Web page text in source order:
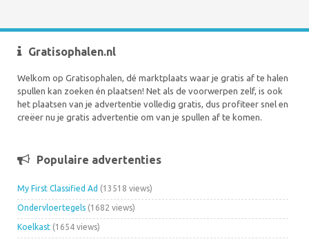
Gratisophalen.nl
Welkom op Gratisophalen, dé marktplaats waar je gratis af te halen
spullen kan zoeken én plaatsen! Net als de voorwerpen zelf, is ook
het plaatsen van je advertentie volledig gratis, dus profiteer snel en
creëer nu je gratis advertentie om van je spullen af te komen.
Populaire advertenties
My First Classified Ad (13518 views)
Ondervloertegels (1682 views)
Koelkast (1654 views)